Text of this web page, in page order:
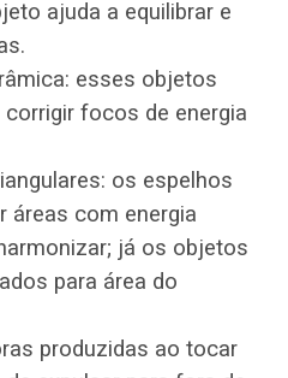
ajuda a equilibrar e
esses objetos
focos de energia
os espelhos
áreas com energia
já os objetos
para área do
produzidas ao tocar